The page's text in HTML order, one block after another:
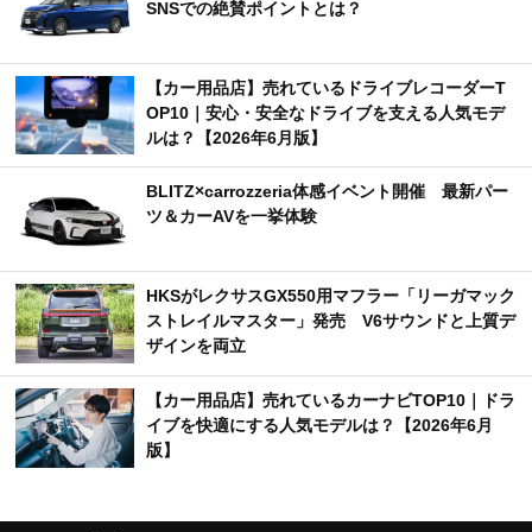
SNSでの絶賛ポイントとは？
【カー用品店】売れているドライブレコーダーT
OP10｜安心・安全なドライブを支える人気モデ
ルは？【2026年6月版】
BLITZ×carrozzeria体感イベント開催 最新パー
ツ＆カーAVを一挙体験
HKSがレクサスGX550用マフラー「リーガマック
ストレイルマスター」発売 V6サウンドと上質デ
ザインを両立
【カー用品店】売れているカーナビTOP10｜ドラ
イブを快適にする人気モデルは？【2026年6月
版】